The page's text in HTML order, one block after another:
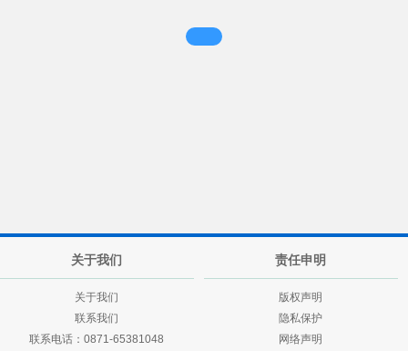
关于我们
关于我们
联系我们
联系电话：0871-65381048
责任申明
版权声明
隐私保护
网络声明